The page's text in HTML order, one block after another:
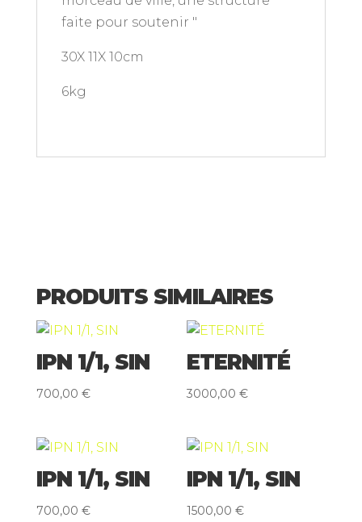
faite pour soutenir "
30X 11X 10cm
6kg
PRODUITS SIMILAIRES
IPN 1/1, SIN
700,00 €
ETERNITÉ
3000,00€
IPN 1/1, SIN
700,00 €
IPN 1/1, SIN
1500,00€